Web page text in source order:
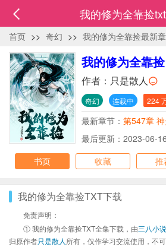
我的修为全靠捡
首页 >> 奇幻 >> 我的修为全靠捡最新
我的修为全靠捡
作者： 只是散人
奇幻 连载中 224
最新章节： 第547章
最后更新：2023-06-
书页
收藏 推
我的修为全靠捡TXT下载
免责声明：
① 我的修为全靠捡TXT全集下载，由三八小说
归原作者只是散人 所有，仅作学习交流使用，不